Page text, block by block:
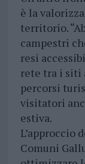
è la
territorio.
campestri
resi
rete tra i siti
percorsi
visitatori
estiva.
L’approccio
Comuni